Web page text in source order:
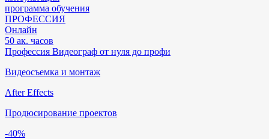
программа обучения
ПРОФЕССИЯ
Онлайн
50 ак. часов
Профессия Видеограф от нуля до профи
Видеосъемка и монтаж
After Effects
Продюсирование проектов
-40%